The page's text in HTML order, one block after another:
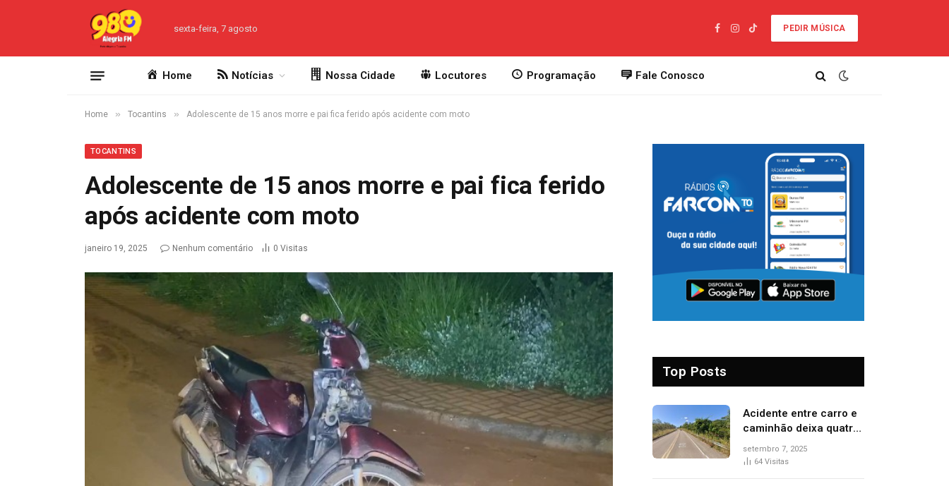
sexta-feira, 7 agosto
Facebook
Instagram
TikTok
PEDIR MÚSICA
Home Notícias Nossa Cidade Locutores Programação Fale Conosco
Home » Tocantins » Adolescente de 15 anos morre e pai fica ferido após acidente com moto
TOCANTINS
Adolescente de 15 anos morre e pai fica ferido
após acidente com moto
janeiro 19, 2025 Nenhum comentário 0 Visitas
Top Posts
Acidente entre carro e
caminhão deixa quatro
pessoas feridas e uma
mulher morta na TO-
setembro 7, 2025
64 Visitas